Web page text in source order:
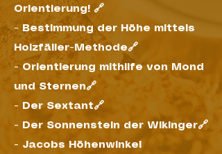
Orientierung! 🔗
-Bestimmung der Höhe mittels
Holzfäller-Methode🔗
- Orientierung mithilfe von Mond
und Sternen🔗
-
Der Sextant🔗
-
Der Sonnenstein der Wikinger🔗
- Jacobs Höhenwinkel